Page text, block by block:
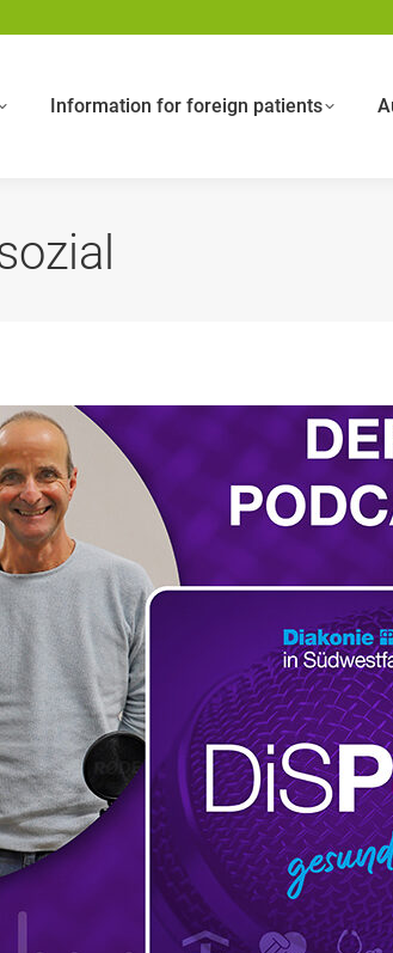
Information for foreign patients